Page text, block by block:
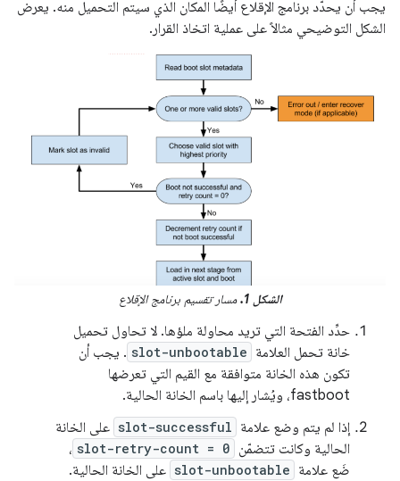
يجب أن يحدّد برنامج الإقلاع أيضًا المكان الذي سيتم التحميل منه. يعرض
الشكل التوضيحي مثالاً على عملية اتخاذ القرار.
الشكل 1. مسار تقسيم برنامج الإقلاع
حدِّد الفتحة التي تريد محاولة ملؤها. لا تحاول تحميل
خانة تحمل العلامة slot-unbootable . يجب أن
تكون هذه الخانة متوافقة مع القيم التي تعرضها
fastboot، ويُشار إليها باسم الخانة الحالية.
إذا لم يتم وضع علامة slot-successful على الخانة
الحالية وكانت تتضمّن slot-retry-count = 0 ،
ضَع علامة slot-unbootable على الخانة الحالية.